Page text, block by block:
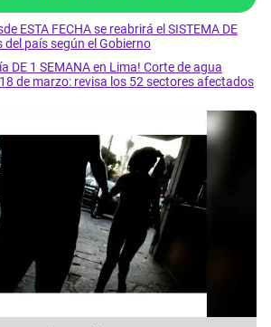
ESTA FECHA se reabrirá el SISTEMA DE
país según el Gobierno
DE 1 SEMANA en Lima! Corte de agua
de marzo: revisa los 52 sectores afectados